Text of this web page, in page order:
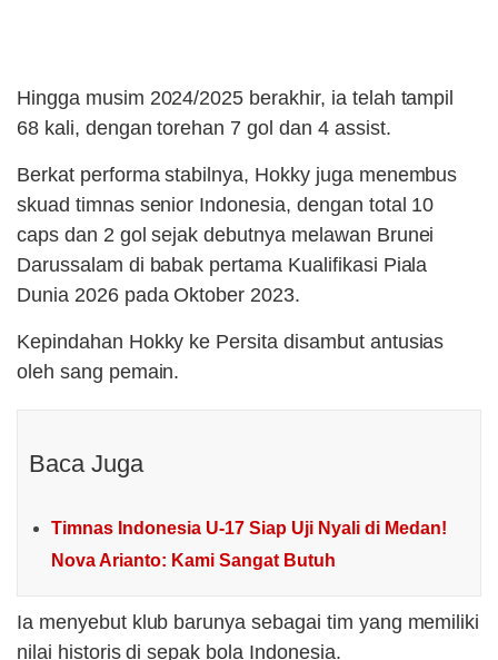
Hingga musim 2024/2025 berakhir, ia telah tampil
68 kali, dengan torehan 7 gol dan 4 assist.
Berkat performa stabilnya, Hokky juga menembus
skuad timnas senior Indonesia, dengan total 10
caps dan 2 gol sejak debutnya melawan Brunei
Darussalam di babak pertama Kualifikasi Piala
Dunia 2026 pada Oktober 2023.
Kepindahan Hokky ke Persita disambut antusias
oleh sang pemain.
Baca Juga
Timnas Indonesia U-17 Siap Uji Nyali di Medan!
Nova Arianto: Kami Sangat Butuh
Ia menyebut klub barunya sebagai tim yang memiliki
nilai historis di sepak bola Indonesia.